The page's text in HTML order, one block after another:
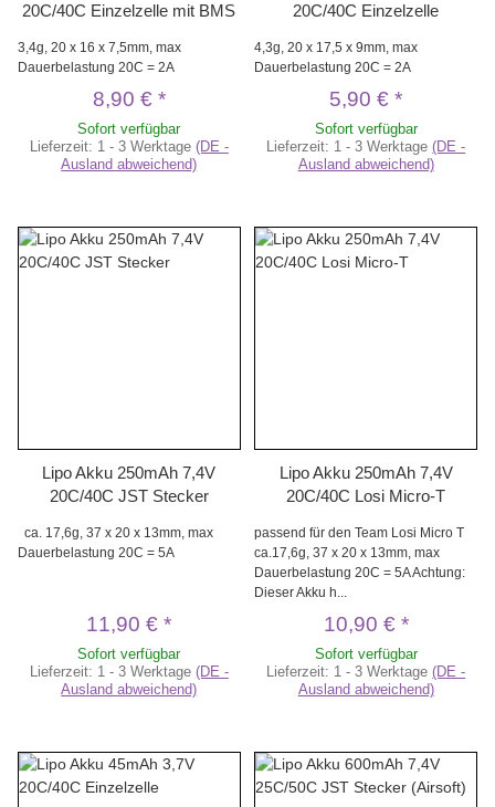
20C/40C Einzelzelle mit BMS
3,4g, 20 x 16 x 7,5mm, max
Dauerbelastung 20C = 2A
8,90 € *
Sofort verfügbar
Lieferzeit: 1 - 3 Werktage (DE -
Ausland abweichend)
20C/40C Einzelzelle
4,3g, 20 x 17,5 x 9mm, max
Dauerbelastung 20C = 2A
5,90 €*
Sofort verfügbar
Lieferzeit: 1 - 3 Werktage(DE -
Ausland abweichend)
Lipo Akku 250mAh 7,4V
20C/40C JST Stecker
ca. 17,6g, 37 x 20 x 13mm, max
Dauerbelastung 20C = 5A
11,90 €*
Sofort verfügbar
Lieferzeit: 1 - 3 Werktage (DE -
Ausland abweichend)
Lipo Akku 250mAh 7,4V
20C/40C Losi Micro-T
passend für den Team Losi Micro T
ca.17,6g, 37 x 20 x 13mm, max
Dauerbelastung 20C = 5A Achtung:
Dieser Akku h...
10,90 € *
Sofort verfügbar
Lieferzeit: 1 - 3 Werktage(DE -
Ausland abweichend)